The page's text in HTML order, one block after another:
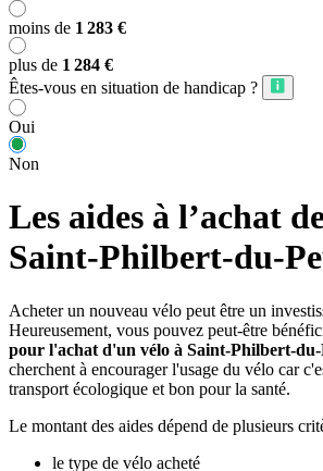
moins de 1 283 €
plus de 1 284 €
Êtes-vous en situation de handicap ?
Oui
Non
Les aides à l’achat
Saint-Philbert-du-
Acheter un nouveau vélo peut être un
Heureusement, vous pouvez peut-être
pour l'achat d'un vélo à Saint-Philbert-du-
cherchent à encourager l'usage du vélo car
transport écologique et bon pour la santé.
Le montant des aides dépend de plusieurs
le type de vélo acheté